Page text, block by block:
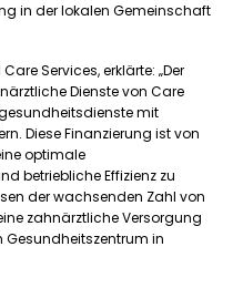
in der lokalen Gemeinschaft
Services, erklärte: „Der
Dienste von Care
mit
Diese Finanzierung ist von
optimale
betriebliche Effizienz zu
der wachsenden Zahl von
zahnärztliche Versorgung
Gesundheitszentrum in